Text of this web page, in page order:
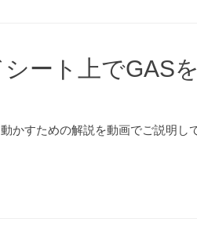
ート上でGAS
かすための解説を動画でご説明